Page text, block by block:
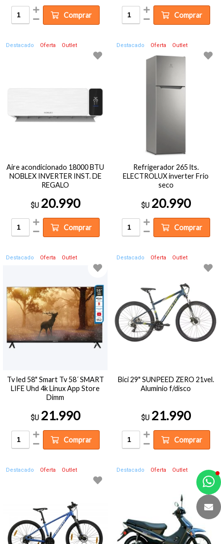
Comprar Comprar
Destacado Oferta Outlet
Aire acondicionado 18000 BTU
NOBLEX INVERTER INST. DE
REGALO
$U 20.990
Comprar
Destacado Oferta Outlet
Refrigerador 265 lts.
ELECTROLUX inverter Frio
seco
$U 20.990
Comprar
Destacado Oferta Outlet
Tv led 58" Smart Tv 58´ SMART
LIFE Uhd 4k Linux App Store
Dimm
$U 21.990
Comprar
Destacado Oferta Outlet
Bici 29" SUNPEED ZERO 21vel.
Aluminio f/disco
$U 21.990
Comprar
Destacado Oferta Outlet Destacado Oferta Outlet